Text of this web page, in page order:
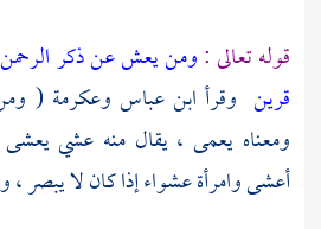
قوله تعالى :ومن يعش عن ذكر
قرين وقرأ ابن عباس وعكرمة (
ومعناه يعمى ، يقال منه عشي
أعشى وامرأة عشواء إذا كان لا يبصر ،